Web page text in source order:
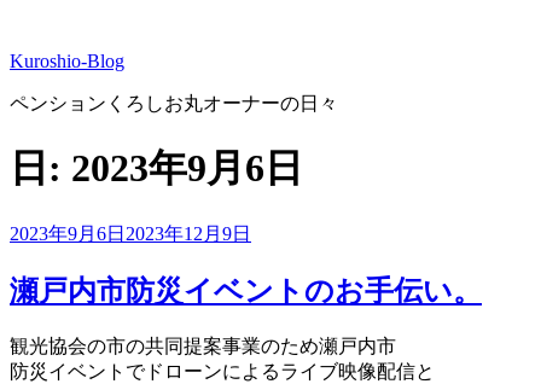
テ
ン
へ
ス
ッ
プ
Kuroshio-Blog
ペンションくろしお丸オーナーの日々
日: 2023年9月6日
投
日:
2023年9月6日 2023年12月9日
瀬戸内市防災イベントのお手伝い。
観光協会の市の共同提案事業のため瀬戸内市
防災イベントでドローンによるライブ映像配信と